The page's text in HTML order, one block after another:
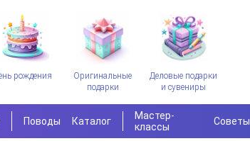
рождения
Оригинальные
подарки
Деловые подарки
и сувениры
Поводы Каталог
Мастер-
классы
Советы